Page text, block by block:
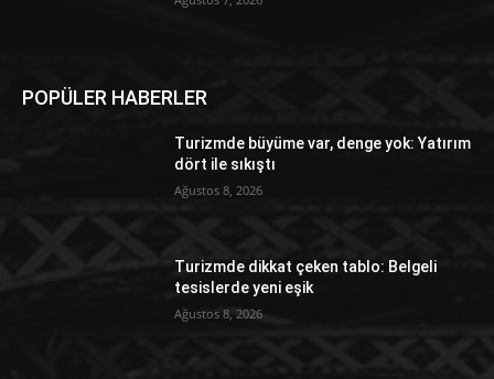
POPÜLER HABERLER
Turizmde büyüme var, denge yok: Yatırım
dört ile sıkıştı
Ağustos 8, 2026
Turizmde dikkat çeken tablo: Belgeli
tesislerde yeni eşik
Ağustos 8, 2026